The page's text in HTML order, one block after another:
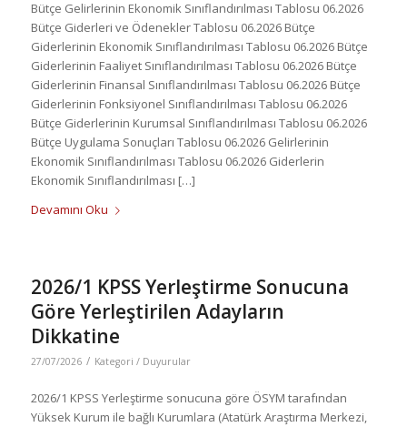
Bütçe Gelirlerinin Ekonomik Sınıflandırılması Tablosu 06.2026
Bütçe Giderleri ve Ödenekler Tablosu 06.2026 Bütçe
Giderlerinin Ekonomik Sınıflandırılması Tablosu 06.2026 Bütçe
Giderlerinin Faaliyet Sınıflandırılması Tablosu 06.2026 Bütçe
Giderlerinin Finansal Sınıflandırılması Tablosu 06.2026 Bütçe
Giderlerinin Fonksiyonel Sınıflandırılması Tablosu 06.2026
Bütçe Giderlerinin Kurumsal Sınıflandırılması Tablosu 06.2026
Bütçe Uygulama Sonuçları Tablosu 06.2026 Gelirlerinin
Ekonomik Sınıflandırılması Tablosu 06.2026 Giderlerin
Ekonomik Sınıflandırılması […]
Devamını Oku
2026/1 KPSS Yerleştirme Sonucuna
Göre Yerleştirilen Adayların
Dikkatine
27/07/2026 / Kategori / Duyurular
2026/1 KPSS Yerleştirme sonucuna göre ÖSYM tarafından
Yüksek Kurum ile bağlı Kurumlara (Atatürk Araştırma Merkezi,